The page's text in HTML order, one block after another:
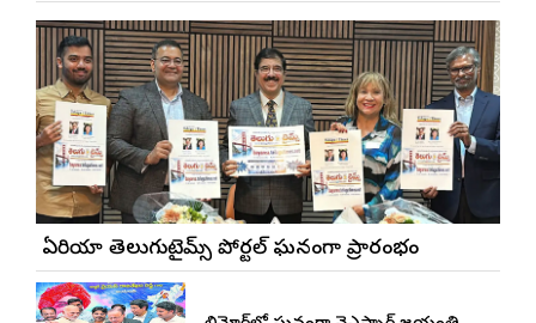
బే ఏరియా తెలుగుటైమ్స్ పోర్టల్ ఘనంగా ప్రారంభం